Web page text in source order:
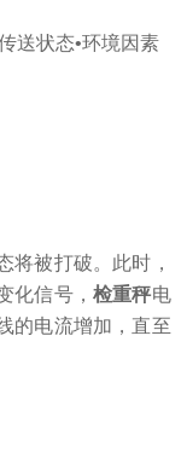
送状态•环境因素
将被打破。此时，
化信号， 检重秤电
的电流增加，直至